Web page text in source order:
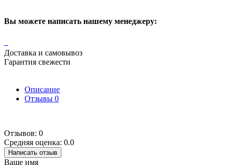
Вы можете написать нашему менеджеру:
Доставка и самовывоз
Гарантия свежести
Описание
Отзывы 0
Отзывов: 0
Средняя оценка: 0.0
Написать отзыв
Ваше имя